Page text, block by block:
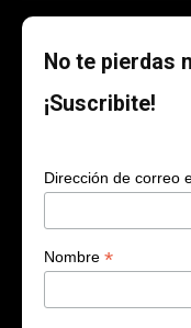
No te pierdas
¡Suscribite!
Dirección de correo
Nombre *